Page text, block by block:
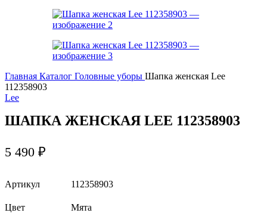
Главная Каталог Головные уборы Шапка женская Lee
112358903
Lee
ШАПКА ЖЕНСКАЯ LEE 112358903
5 490 ₽
Артикул 112358903
Цвет Мята